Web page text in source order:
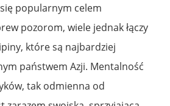
popularnym celem
pozorom, wiele jednak łączy
które są najbardziej
państwem Azji. Mentalność
tak odmienna od